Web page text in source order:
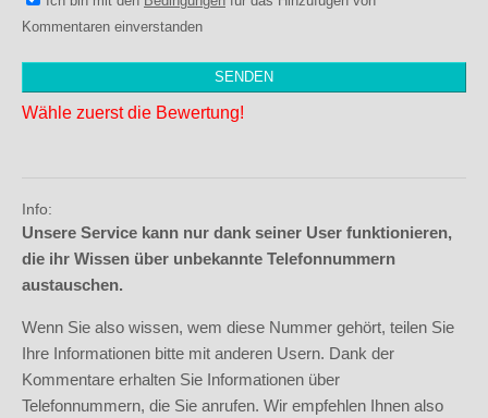
Kommentaren einverstanden
Wähle zuerst die Bewertung!
Info:
Unsere Service kann nur dank seiner User funktionieren,
die ihr Wissen über unbekannte Telefonnummern
austauschen.
Wenn Sie also wissen, wem diese Nummer gehört, teilen Sie
Ihre Informationen bitte mit anderen Usern. Dank der
Kommentare erhalten Sie Informationen über
Telefonnummern, die Sie anrufen. Wir empfehlen Ihnen also